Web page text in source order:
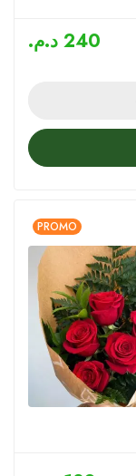
240 د.م.
PROMO